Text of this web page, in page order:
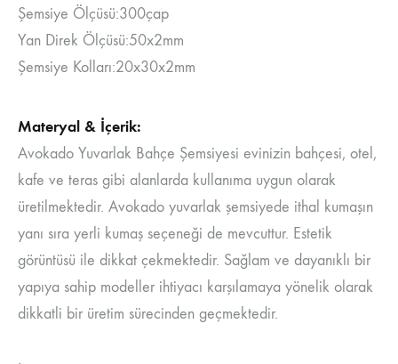
Şemsiye Ölçüsü:300çap
Yan Direk Ölçüsü:50x2mm
Şemsiye Kolları:20x30x2mm
Materyal & İçerik:
Avokado Yuvarlak Bahçe Şemsiyesi evinizin bahçesi, otel,
kafe ve teras gibi alanlarda kullanıma uygun olarak
üretilmektedir. Avokado yuvarlak şemsiyede ithal kumaşın
yanı sıra yerli kumaş seçeneği de mevcuttur. Estetik
görüntüsü ile dikkat çekmektedir. Sağlam ve dayanıklı bir
yapıya sahip modeller ihtiyacı karşılamaya yönelik olarak
dikkatli bir üretim sürecinden geçmektedir.